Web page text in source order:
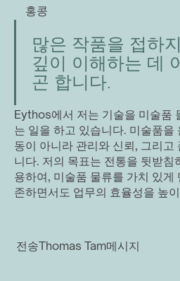
홍콩
많은 작품을 접하
깊이 이해하는 데
곤 합니다.
Eythos에서 저는 기술을 미술품
는 일을 하고 있습니다. 미술품을
동이 아니라 관리와 신뢰, 그리고
니다. 저의 목표는 전통을 뒷받침
용하여, 미술품 물류를 가치 있게
존하면서도 업무의 효율성을 높
전송Thomas Tam메시지